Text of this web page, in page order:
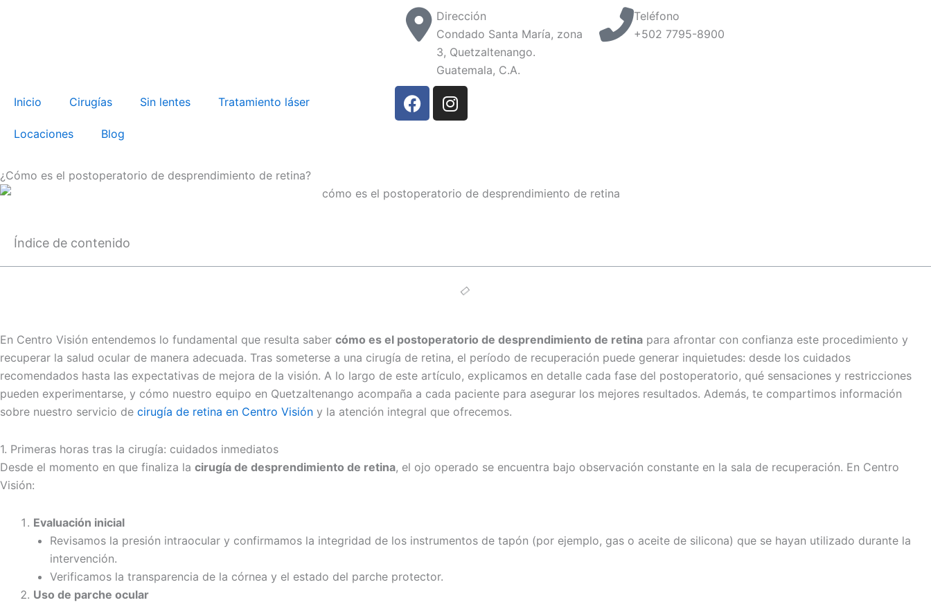
Dirección
Condado Santa María, zona
3, Quetzaltenango.
Guatemala, C.A.
Teléfono
+502 7795-8900
Inicio Cirugías Sin lentes Tratamiento láser
Locaciones Blog
F
a
o
I
n
r
¿Cómo es el postoperatorio de desprendimiento de retina?
Índice de contenido
En Centro Visión entendemos lo fundamental que resulta saber cómo es el postoperatorio de desprendimiento de retina para afrontar con confianza este procedimiento y
recuperar la salud ocular de manera adecuada. Tras someterse a una cirugía de retina, el período de recuperación puede generar inquietudes: desde los cuidados
recomendados hasta las expectativas de mejora de la visión. A lo largo de este artículo, explicamos en detalle cada fase del postoperatorio, qué sensaciones y restricciones
pueden experimentarse, y cómo nuestro equipo en Quetzaltenango acompaña a cada paciente para asegurar los mejores resultados. Además, te compartimos información
sobre nuestro servicio de cirugía de retina en Centro Visión y la atención integral que ofrecemos.
1. Primeras horas tras la cirugía: cuidados inmediatos
Desde el momento en que finaliza la cirugía de desprendimiento de retina, el ojo operado se encuentra bajo observación constante en la sala de recuperación. En Centro
Visión:
Evaluación inicial
Revisamos la presión intraocular y confirmamos la integridad de los instrumentos de tapón (por ejemplo, gas o aceite de silicona) que se hayan utilizado durante la
intervención.
Verificamos la transparencia de la córnea y el estado del parche protector.
Uso de parche ocular